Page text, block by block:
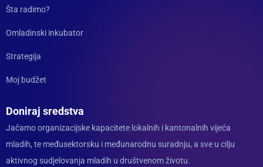
Šta radimo?
Omladinski inkubator
Strategija
Moj budžet
Doniraj sredstva
Jačamo organizacijske kapacitete lokalnih i kantonalnih vijeća
mladih, te međusektorsku i međunarodnu suradnju, a sve u cilju
aktivnog sudjelovanja mladih u društvenom životu.